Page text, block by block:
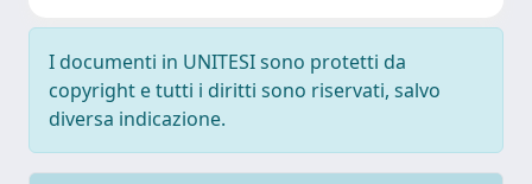
I documenti in UNITESI sono protetti da
copyright e tutti i diritti sono riservati, salvo
diversa indicazione.